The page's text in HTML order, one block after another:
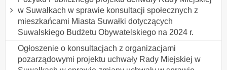
w Suwałkach w sprawie konsultacji społecznych z
mieszkańcami Miasta Suwałki dotyczących
Suwalskiego Budżetu Obywatelskiego na 2024 r.
Ogłoszenie o konsultacjach z organizacjami
pozarządowymi projektu uchwały Rady Miejskiej w